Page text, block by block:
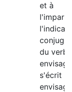
et à
du verbe
s'écrit